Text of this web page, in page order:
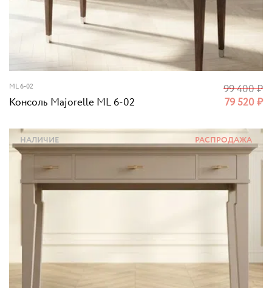
ML 6-02
Консоль Majorelle ML 6-02 79 520₽
99 400₽
РАСПРОДАЖА
НАЛИЧИЕ